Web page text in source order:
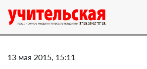
13 мая 2015, 15:11